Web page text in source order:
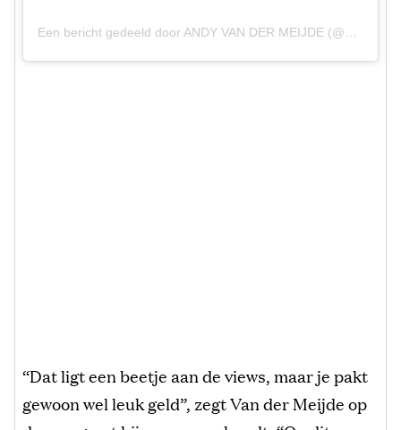
Een bericht gedeeld door ANDY VAN DER MEIJDE (@andyvandermeijde7)
“Dat ligt een beetje aan de views, maar je pakt
gewoon wel leuk geld”, zegt Van der Meijde op